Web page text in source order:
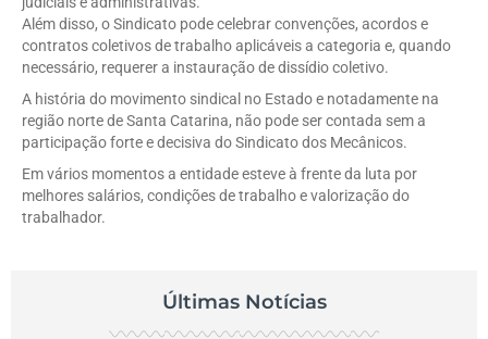
Além disso, o Sindicato pode celebrar convenções, acordos e
contratos coletivos de trabalho aplicáveis a categoria e, quando
necessário, requerer a instauração de dissídio coletivo.
A história do movimento sindical no Estado e notadamente na
região norte de Santa Catarina, não pode ser contada sem a
participação forte e decisiva do Sindicato dos Mecânicos.
Em vários momentos a entidade esteve à frente da luta por
melhores salários, condições de trabalho e valorização do
trabalhador.
Últimas Notícias